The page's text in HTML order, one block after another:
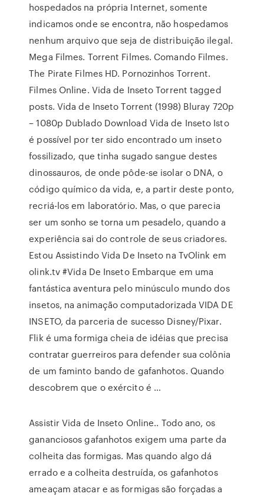
hospedados na própria Internet, somente
indicamos onde se encontra, não hospedamos
nenhum arquivo que seja de distribuição ilegal.
Mega Filmes. Torrent Filmes. Comando Filmes.
The Pirate Filmes HD. Pornozinhos Torrent.
Filmes Online. Vida de Inseto Torrent tagged
posts. Vida de Inseto Torrent (1998) Bluray 720p
– 1080p Dublado Download Vida de Inseto Isto
é possível por ter sido encontrado um inseto
fossilizado, que tinha sugado sangue destes
dinossauros, de onde pôde-se isolar o DNA, o
código químico da vida, e, a partir deste ponto,
recriá-los em laboratório. Mas, o que parecia
ser um sonho se torna um pesadelo, quando a
experiência sai do controle de seus criadores.
Estou Assistindo Vida De Inseto na TvOlink em
olink.tv #Vida De Inseto Embarque em uma
fantástica aventura pelo minúsculo mundo dos
insetos, na animação computadorizada VIDA DE
INSETO, da parceria de sucesso Disney/Pixar.
Flik é uma formiga cheia de idéias que precisa
contratar guerreiros para defender sua colônia
de um faminto bando de gafanhotos. Quando
descobrem que o exército é …
Assistir Vida de Inseto Online.. Todo ano, os
gananciosos gafanhotos exigem uma parte da
colheita das formigas. Mas quando algo dá
errado e a colheita destruída, os gafanhotos
ameaçam atacar e as formigas são forçadas a